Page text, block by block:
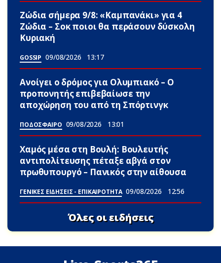
Ζώδια σήμερα 9/8: «Καμπανάκι» για 4
Zώδια – Σoκ ποιοι θα περάσουν δύσκολη
Κυριακή
GOSSIP 09/08/2026 13:17
Ανοίγει ο δρόμος για Ολυμπιακό – Ο
προπονητής επιβεβαίωσε την
αποχώρηση του από τη Σπόρτινγκ
ΠΟΔΟΣΦΑΙΡΟ 09/08/2026 13:01
Χαμός μέσα στη Βουλή: Βουλευτής
αντιπολίτευσης πέταξε αβγά στον
πρωθυπουργό – Πανικός στην αίθουσα
ΓΕΝΙΚΕΣ ΕΙΔΗΣΕΙΣ - ΕΠΙΚΑΙΡΟΤΗΤΑ 09/08/2026 12:56
Όλες οι ειδήσεις